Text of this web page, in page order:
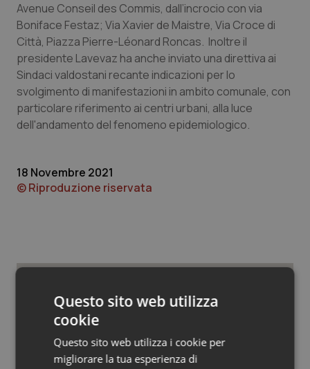
Umbria
Valle D’Aosta
Veneto
Oftalmologia
Oncodermatologia
Oncoematologia
Oncologia & Nutrizione
Psoriasi & pelle
Quotidiano Pediatria
Rene & patologie urogenitali
Avenue Conseil des Commis, dall’incrocio con via
Boniface Festaz; Via Xavier de Maistre, Via Croce di
Città, Piazza Pierre-Léonard Roncas. Inoltre il
presidente Lavevaz ha anche inviato una direttiva ai
Sindaci valdostani recante indicazioni per lo
svolgimento di manifestazioni in ambito comunale, con
particolare riferimento ai centri urbani, alla luce
dell'andamento del fenomeno epidemiologico.
18 Novembre 2021
© Riproduzione riservata
Potrebbe interessarti in
Regioni e Asl
Questo sito web utilizza
cookie
Questo sito web utilizza i cookie per
migliorare la tua esperienza di